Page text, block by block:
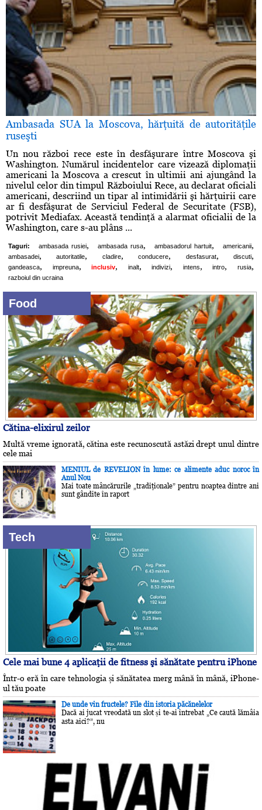
Ambasada SUA la Moscova, hărţuită de autorităţile
ruseşti
Un nou război rece este în desfăşurare între Moscova şi
Washington. Numărul incidentelor care vizează diplomaţii
americani la Moscova a crescut în ultimii ani ajungând la
nivelul celor din timpul Războiului Rece, au declarat oficiali
americani, descriind un tipar al intimidării şi hărţuirii care
ar fi desfăşurat de Serviciul Federal de Securitate (FSB),
potrivit Mediafax. Această tendinţă a alarmat oficialii de la
Washington, care s-au plâns ...
Taguri: ambasada rusiei, ambasada rusa, ambasadorul hartuit, americanii,
ambasadei, autoritatile, cladire, conducere, desfasurat, discuti,
gandeasca, impreuna, inclusiv, inalt, indivizi, intens, intro, rusia,
razboiul din ucraina
Food
Cătina-elixirul zeilor
Multă vreme ignorată, cătina este recunoscută astăzi drept unul dintre
cele mai
MENIUL de REVELION în lume: ce alimente aduc noroc în
Anul Nou
Mai toate mâncărurile „tradiţionale” pentru noaptea dintre ani
sunt gândite în raport
Tech
Cele mai bune 4 aplicaţii de fitness şi sănătate pentru iPhone
Într-o eră în care tehnologia și sănătatea merg mână în mână, iPhone-
ul tău poate
De unde vin fructele? File din istoria păcănelelor
Dacă ai jucat vreodată un slot și te-ai întrebat „Ce caută lămâia
asta aici?”, nu